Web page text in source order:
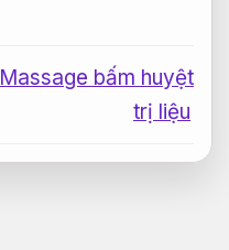
Massage bấm huyệt
trị liệu